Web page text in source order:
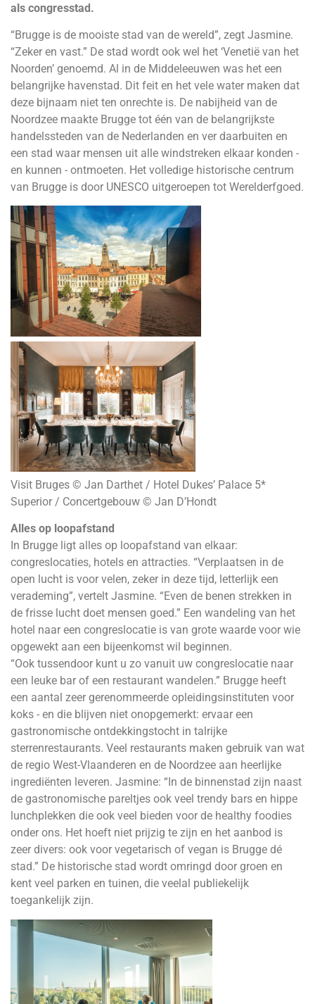
als congresstad.
“Brugge is de mooiste stad van de wereld”, zegt Jasmine.
“Zeker en vast.” De stad wordt ook wel het ‘Venetië van het
Noorden’ genoemd. Al in de Middeleeuwen was het een
belangrijke havenstad. Dit feit en het vele water maken dat
deze bijnaam niet ten onrechte is. De nabijheid van de
Noordzee maakte Brugge tot één van de belangrijkste
handelssteden van de Nederlanden en ver daarbuiten en
een stad waar mensen uit alle windstreken elkaar konden -
en kunnen - ontmoeten. Het volledige historische centrum
van Brugge is door UNESCO uitgeroepen tot Werelderfgoed.
Visit Bruges © Jan Darthet / Hotel Dukes’ Palace 5*
Superior / Concertgebouw © Jan D’Hondt
Alles op loopafstand
In Brugge ligt alles op loopafstand van elkaar:
congreslocaties, hotels en attracties. “Verplaatsen in de
open lucht is voor velen, zeker in deze tijd, letterlijk een
verademing”, vertelt Jasmine. “Even de benen strekken in
de frisse lucht doet mensen goed.” Een wandeling van het
hotel naar een congreslocatie is van grote waarde voor wie
opgewekt aan een bijeenkomst wil beginnen.
“Ook tussendoor kunt u zo vanuit uw congreslocatie naar
een leuke bar of een restaurant wandelen.” Brugge heeft
een aantal zeer gerenommeerde opleidingsinstituten voor
koks - en die blijven niet onopgemerkt: ervaar een
gastronomische ontdekkingstocht in talrijke
sterrenrestaurants. Veel restaurants maken gebruik van wat
de regio West-Vlaanderen en de Noordzee aan heerlijke
ingrediënten leveren. Jasmine: “In de binnenstad zijn naast
de gastronomische pareltjes ook veel trendy bars en hippe
lunchplekken die ook veel bieden voor de healthy foodies
onder ons. Het hoeft niet prijzig te zijn en het aanbod is
zeer divers: ook voor vegetarisch of vegan is Brugge dé
stad.” De historische stad wordt omringd door groen en
kent veel parken en tuinen, die veelal publiekelijk
toegankelijk zijn.